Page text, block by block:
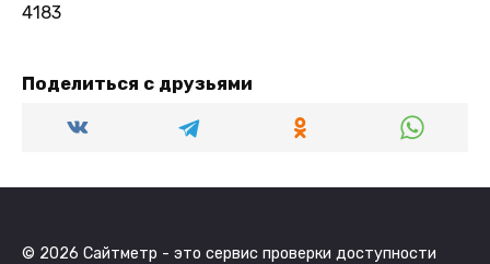
4183
Поделиться с друзьями
© 2026 Сайтметр - это сервис проверки доступности